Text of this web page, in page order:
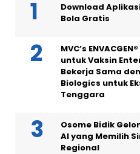
Download
Bola Gratis
MVC’s
untuk Vaksin
Bekerja Sama
Biologics untuk
Tenggara
Osome Bidik
AI yang Memilih
Regional